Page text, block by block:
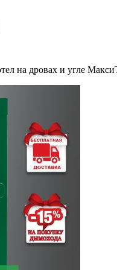
на дровах и угле